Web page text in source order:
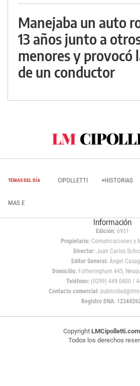
Manejaba un auto
13 años junto a
menores y provocó
de un conductor
TEMAS DEL DÍA CIPOLLETTI +HISTORIAS
MAS E
Información
Edición: 6951
Propietario:Comunicaciones y
Director: Juan Carlos
Editor General:Ángel
Domicilio:Fotheringham 445,
Teléfono: (0299) 449 0400 /
Contacto comercial:
Registro DNA:
Copyright LMCipolletti.com
Todos los derechos